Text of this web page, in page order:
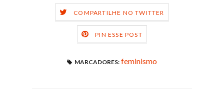
COMPARTILHE NO TWITTER
PIN ESSE POST
MARCADORES: feminismo